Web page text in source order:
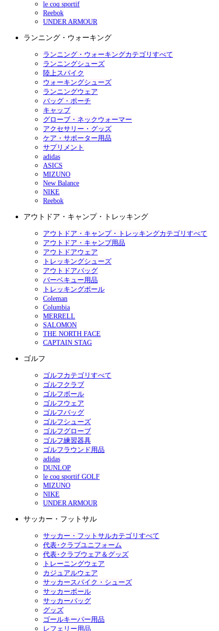
le coq sportif
Reebok
UNDER ARMOUR
ランニング・ウォーキング
ランニング・ウォーキングカテゴリすべて
ランニングシューズ
陸上スパイク
ウォーキングシューズ
ランニングウェア
バッグ・ポーチ
キャップ
グローブ・ネックウォーマー
アクセサリー・グッズ
ケア・サポーター用品
サプリメント
adidas
ASICS
MIZUNO
New Balance
NIKE
Reebok
アウトドア・キャンプ・トレッキング
アウトドア・キャンプ・トレッキングカテゴリすべて
アウトドア・キャンプ用品
アウトドアウェア
トレッキングシューズ
アウトドアバッグ
バーベキュー用品
トレッキングポール
Coleman
Columbia
MERRELL
SALOMON
THE NORTH FACE
CAPTAIN STAG
ゴルフ
ゴルフカテゴリすべて
ゴルフクラブ
ゴルフボール
ゴルフウェア
ゴルフバッグ
ゴルフシューズ
ゴルフグローブ
ゴルフ練習器具
ゴルフラウンド用品
adidas
DUNLOP
le coq sportif GOLF
MIZUNO
NIKE
UNDER ARMOUR
サッカー・フットサル
サッカー・フットサルカテゴリすべて
代表･クラブユニフォーム
代表･クラブウェア＆グッズ
トレーニングウェア
カジュアルウェア
サッカースパイク・シューズ
サッカーボール
サッカーバッグ
グッズ
ゴールキーパー用品
レフェリー用品